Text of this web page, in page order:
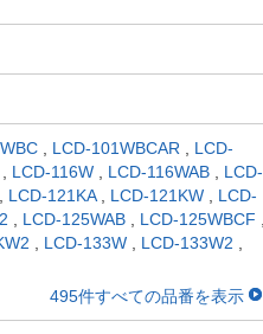
LCD-101WBCAR
LCD-
LCD-116W LCD-116WAB
LCD-
LCD-121KA, LCD-121KW
LCD-
LCD-125WAB LCD-125WBCF
LCD-133W LCD-133W2
495件すべての品番を表示